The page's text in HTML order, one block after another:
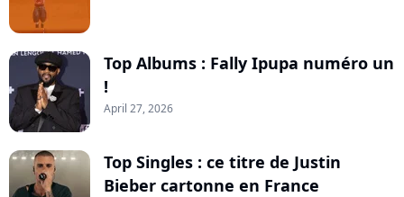
Top Albums : Fally Ipupa numéro un
!
April 27, 2026
Top Singles : ce titre de Justin
Bieber cartonne en France